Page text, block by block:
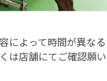
によって時間が異なる
は店舗にてご確認願い